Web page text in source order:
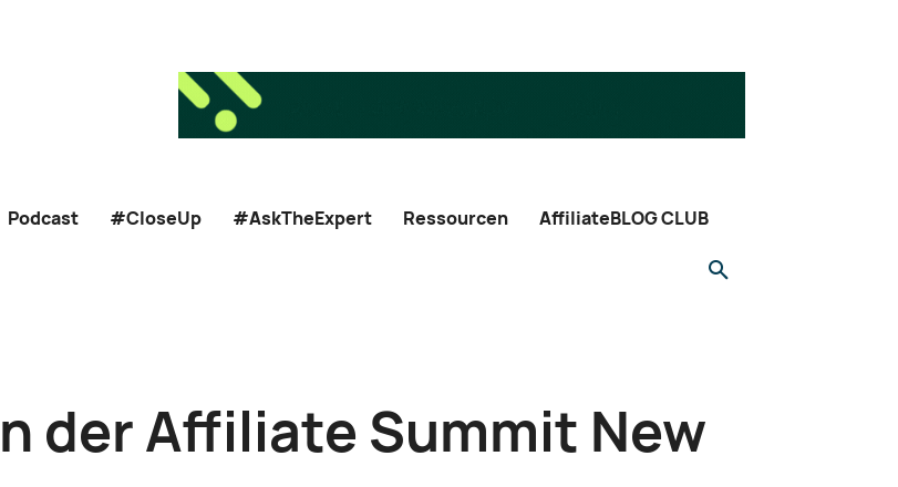
Podcast #CloseUp #AskTheExpert Ressourcen AffiliateBLOG CLUB
der Affiliate Summit New